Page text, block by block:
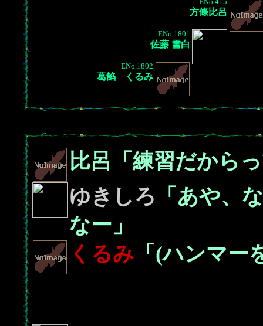
方條比呂
ENo.1801
佐藤 雪白
ENo.1802
葛餡 くるみ
比呂「練習だから
ゆきしろ 「あや、
なー」
くるみ 「(ハンマー